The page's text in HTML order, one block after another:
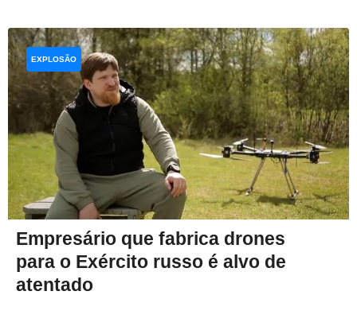
Empresário que fabrica drones
para o Exército russo é alvo de
atentado
EXPLOSÃO